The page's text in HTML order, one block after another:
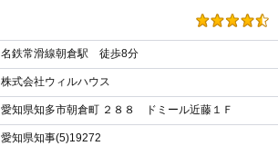
名鉄常滑線朝倉駅 徒歩8分
株式会社ウィルハウス
愛知県知多市朝倉町 ２８８ ドミール近藤１Ｆ
愛知県知事(5)19272